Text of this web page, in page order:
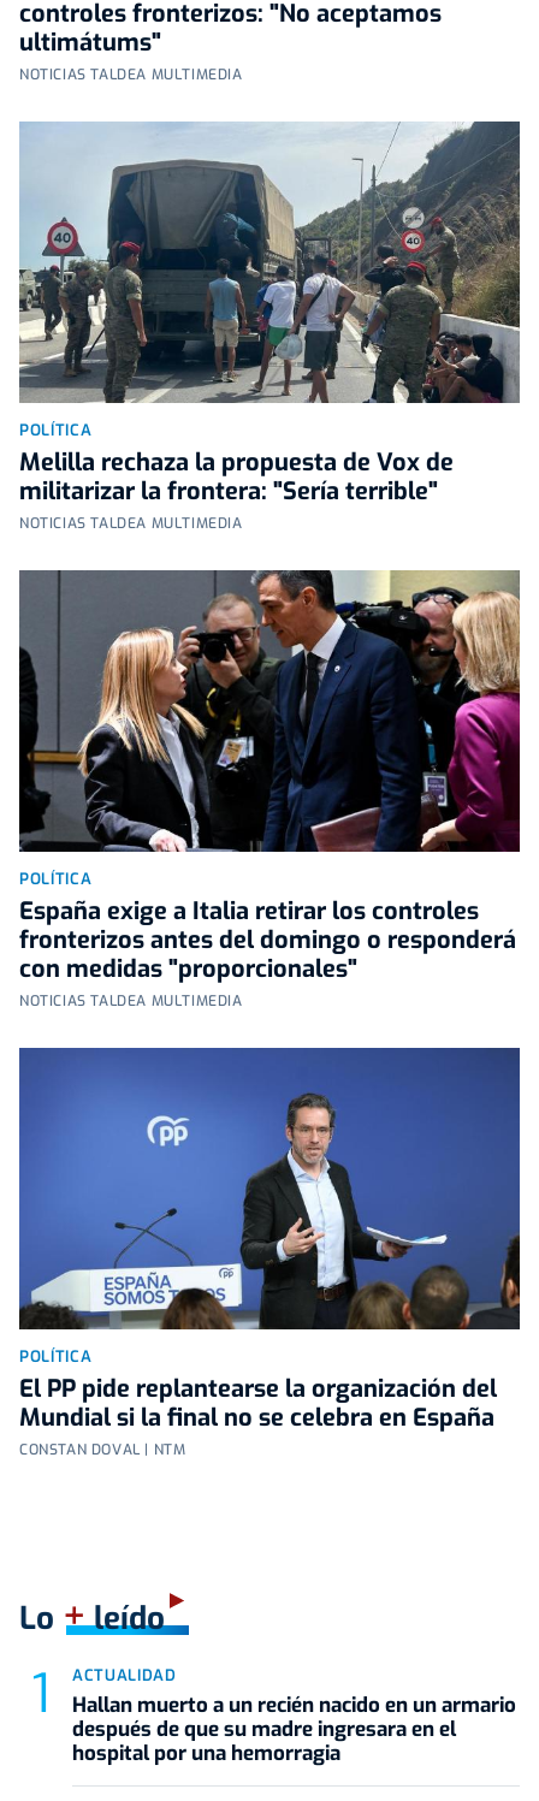
controles fronterizos: "No aceptamos
ultimátums"
NOTICIAS TALDEA MULTIMEDIA
POLÍTICA
Melilla rechaza la propuesta de Vox de
militarizar la frontera: "Sería terrible"
NOTICIAS TALDEA MULTIMEDIA
POLÍTICA
España exige a Italia retirar los controles
fronterizos antes del domingo o responderá
con medidas "proporcionales"
NOTICIAS TALDEA MULTIMEDIA
POLÍTICA
El PP pide replantearse la organización del
Mundial si la final no se celebra en España
CONSTAN DOVAL | NTM
Lo +leído
ACTUALIDAD
Hallan muerto a un recién nacido en un armario
después de que su madre ingresara en el
hospital por una hemorragia